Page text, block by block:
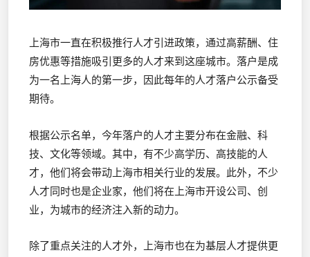
上海市一直在积极推行人才引进政策，通过高薪酬、住
房优惠等措施吸引更多的人才来到这座城市。落户是成
为一名上海人的第一步，因此每年的人才落户公示备受
期待。
根据公示名单，今年落户的人才主要分布在金融、科
技、文化等领域。其中，有不少高学历、高技能的人
才，他们将会带动上海市相关行业的发展。此外，不少
人才同时也是企业家，他们将在上海市开设公司、创
业，为城市的经济注入新的动力。
除了重点关注的人才外，上海市也在为基层人才提供更